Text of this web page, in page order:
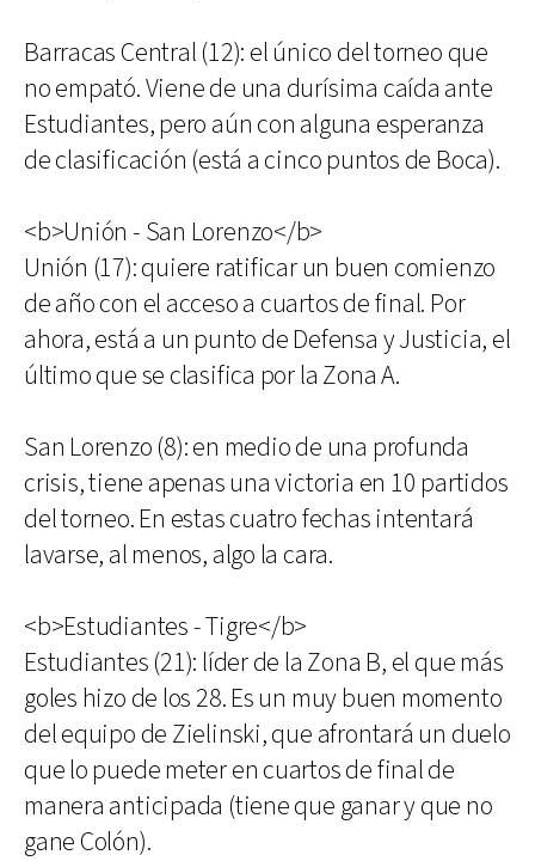
Barracas Central (12): el único del torneo que
no empató. Viene de una durísima caída ante
Estudiantes, pero aún con alguna esperanza
de clasificación (está a cinco puntos de Boca).
<b>Unión - San Lorenzo</b>
Unión (17): quiere ratificar un buen comienzo
de año con el acceso a cuartos de final. Por
ahora, está a un punto de Defensa y Justicia, el
último que se clasifica por la Zona A.
San Lorenzo (8): en medio de una profunda
crisis, tiene apenas una victoria en 10 partidos
del torneo. En estas cuatro fechas intentará
lavarse, al menos, algo la cara.
<b>Estudiantes - Tigre</b>
Estudiantes (21): líder de la Zona B, el que más
goles hizo de los 28. Es un muy buen momento
del equipo de Zielinski, que afrontará un duelo
que lo puede meter en cuartos de final de
manera anticipada (tiene que ganar y que no
gane Colón).